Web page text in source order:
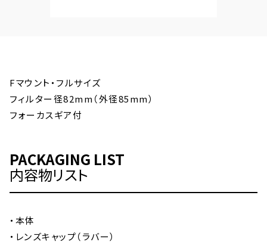
Fマウント・フルサイズ
フィルター径82mm（外径85mm）
フォーカスギア付
PACKAGING LIST
内容物リスト
・本体
・レンズキャップ（ラバー）